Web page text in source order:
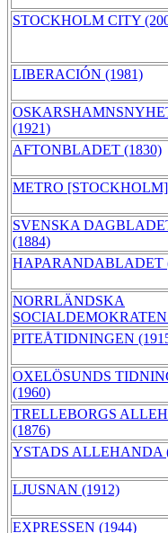
STOCKHOLM CITY
LIBERACIÓN (1981)
(1921)
AFTONBLADET (1830)
METRO [STOCKHOLM]
SVENSKA
(1884)
HAPARANDABLADET
NORRLÄNDSKA
SOCIALDEMOKRATEN
PITEÅTIDNINGEN
OXELÖSUNDS
(1960)
TRELLEBORGS
(1876)
YSTADS ALLEHANDA
LJUSNAN (1912)
EXPRESSEN (1944)